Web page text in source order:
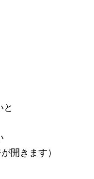
と
開きます）